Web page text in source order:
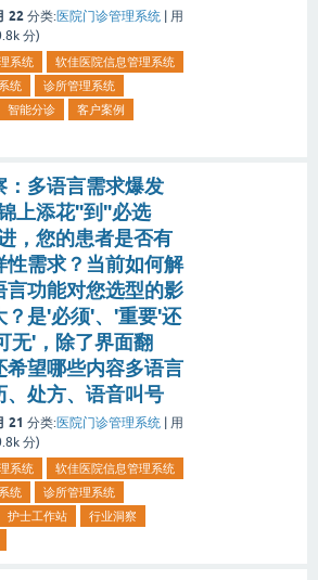
22 分类:医院门诊管理系统
用
分)
系统
软佳医院信息管理系统
统
诊所管理系统
智能分诊
客户案例
：多语言需求爆发
添花"到"必选
，您的患者是否有
性需求？当前如何解
言功能对您选型的影
？是'必须'、'重要'还
无'，除了界面翻
希望哪些内容多语言
、处方、语音叫号
21 分类:医院门诊管理系统
用
分)
系统
软佳医院信息管理系统
统
诊所管理系统
护士工作站
行业洞察